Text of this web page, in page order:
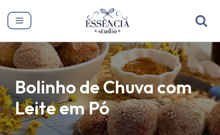
Pular
o
conteúdo
Bolinho de Chuva com
Leite em Pó